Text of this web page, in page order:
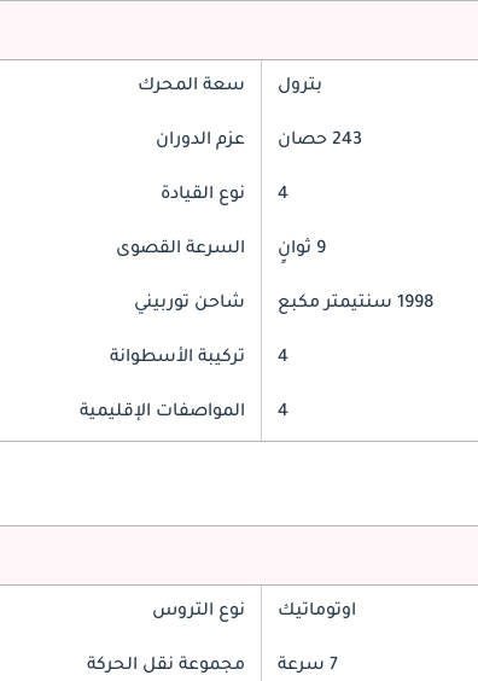
بترول سعة المحرك
243 حصان عزم الدوران
4 نوع القيادة
9 ثوانٍ السرعة القصوى
1998 سنتيمتر مكبع شاحن توربيني
4 تركيبة الأسطوانة
4 المواصفات الإقليمية
اوتوماتيك نوع التروس
7 سرعة مجموعة نقل الحركة